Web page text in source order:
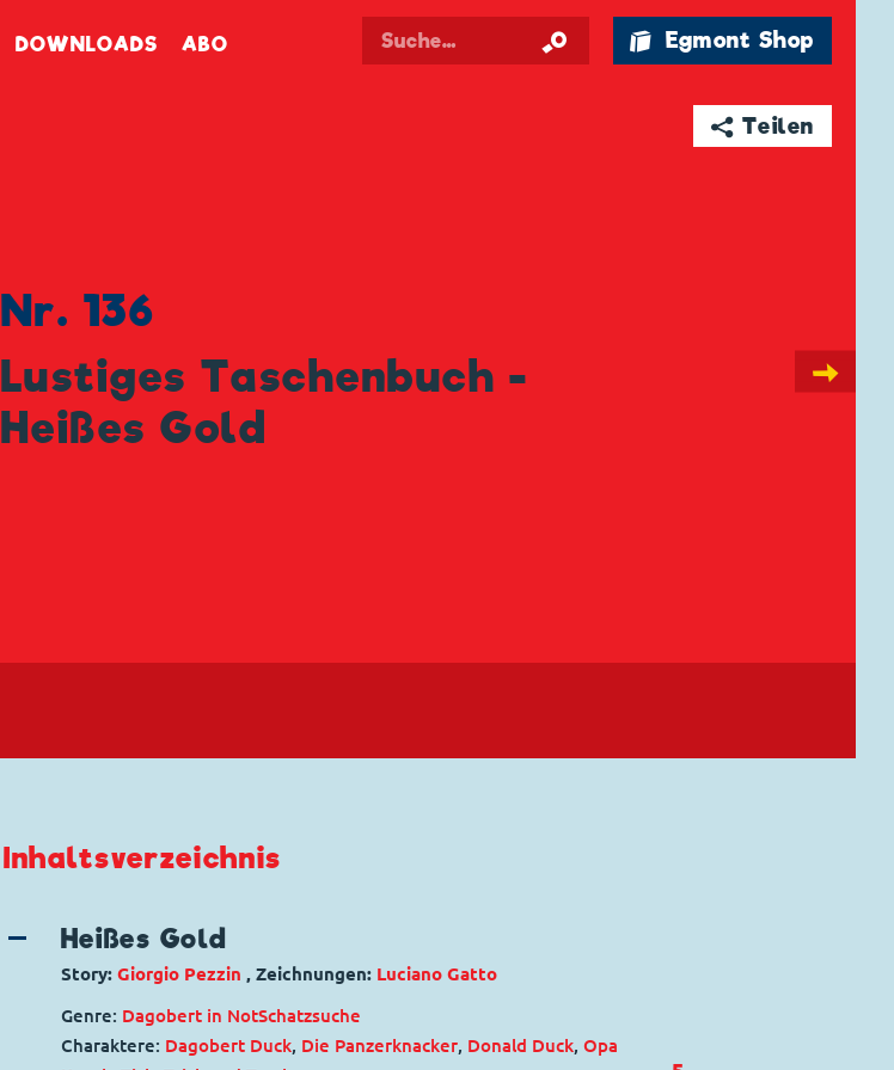
DOWNLOADS ABO 🛍 Egmont Shop
➦ Teilen
Nr. 136
Lustiges Taschenbuch -
Heißes Gold
→
Inhaltsverzeichnis
Heißes Gold
Story: Giorgio Pezzin , Zeichnungen: Luciano Gatto
Genre: Dagobert in NotSchatzsuche
Charaktere: Dagobert Duck, Die Panzerknacker, Donald Duck, Opa